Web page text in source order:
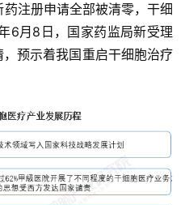
注册申请全部被清零，干细
6月8日，国家药监局新受理
预示着我国重启干细胞治疗